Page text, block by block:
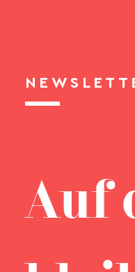
Auf